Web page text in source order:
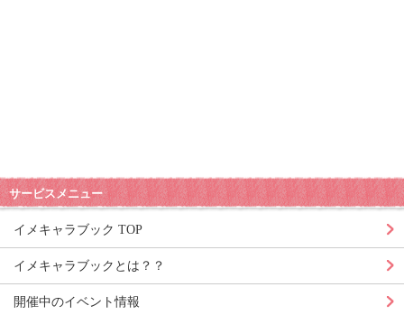
サービスメニュー
イメキャラブック TOP
イメキャラブックとは？？
開催中のイベント情報